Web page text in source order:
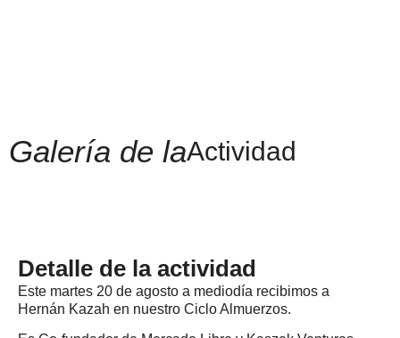
Galería de laActividad
Detalle de la actividad
Este martes 20 de agosto a mediodía recibimos a
Hernán Kazah en nuestro Ciclo Almuerzos.